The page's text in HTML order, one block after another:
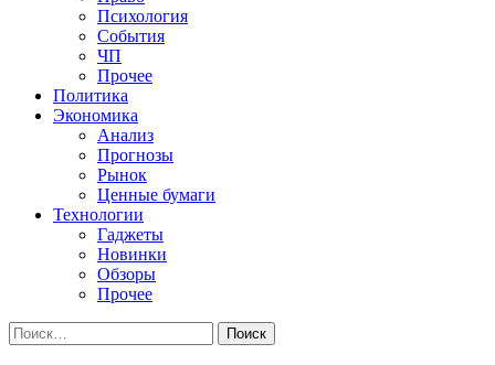
Психология
События
ЧП
Прочее
Политика
Экономика
Анализ
Прогнозы
Рынок
Ценные бумаги
Технологии
Гаджеты
Новинки
Обзоры
Прочее
Найти: